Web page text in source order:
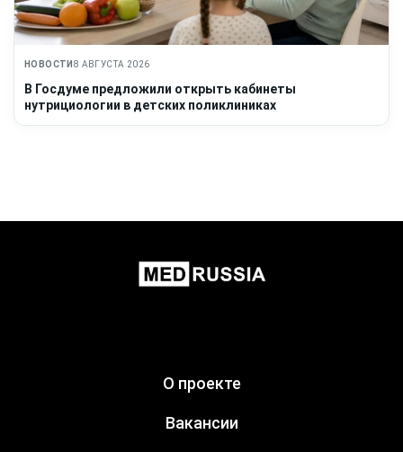
НОВОСТИ 8 АВГУСТА 2026
В Госдуме предложили открыть кабинеты
нутрициологии в детских поликлиниках
О проекте
Вакансии